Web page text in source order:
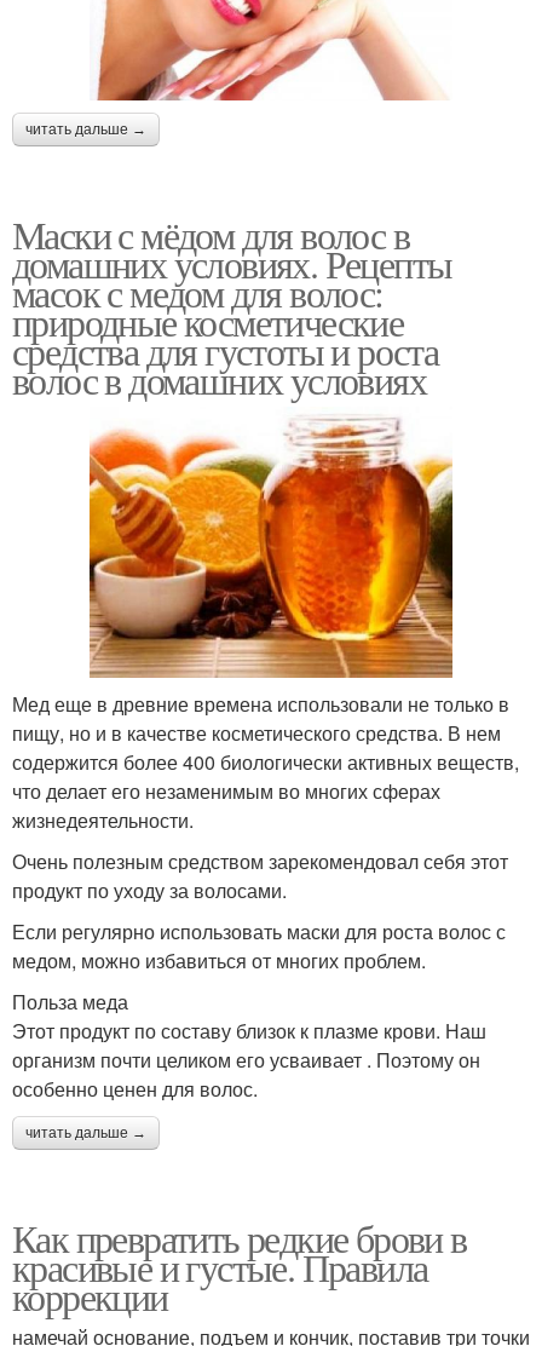
читать дальше →
Маски с мёдом для волос в
домашних условиях. Рецепты
масок с медом для волос:
природные косметические
средства для густоты и роста
волос в домашних условиях
Мед еще в древние времена использовали не только в
пищу, но и в качестве косметического средства. В нем
содержится более 400 биологически активных веществ,
что делает его незаменимым во многих сферах
жизнедеятельности.
Очень полезным средством зарекомендовал себя этот
продукт по уходу за волосами.
Если регулярно использовать маски для роста волос с
медом, можно избавиться от многих проблем.
Польза меда
Этот продукт по составу близок к плазме крови. Наш
организм почти целиком его усваивает . Поэтому он
особенно ценен для волос.
читать дальше →
Как превратить редкие брови в
красивые и густые. Правила
коррекции
намечай основание, подъем и кончик, поставив три точки